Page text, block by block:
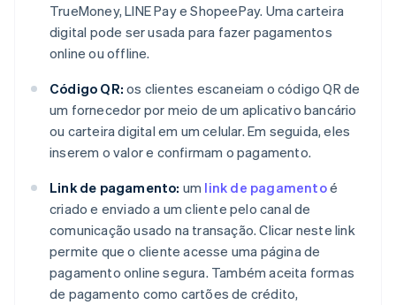
TrueMoney, LINE Pay e ShopeePay. Uma carteira
digital pode ser usada para fazer pagamentos
online ou offline.
Código QR: os clientes escaneiam o código QR de
um fornecedor por meio de um aplicativo bancário
ou carteira digital em um celular. Em seguida, eles
inserem o valor e confirmam o pagamento.
Link de pagamento: um link de pagamentoé
criado e enviado a um cliente pelo canal de
comunicação usado na transação. Clicar neste link
permite que o cliente acesse uma página de
pagamento online segura. Também aceita formas
de pagamento como cartões de crédito,